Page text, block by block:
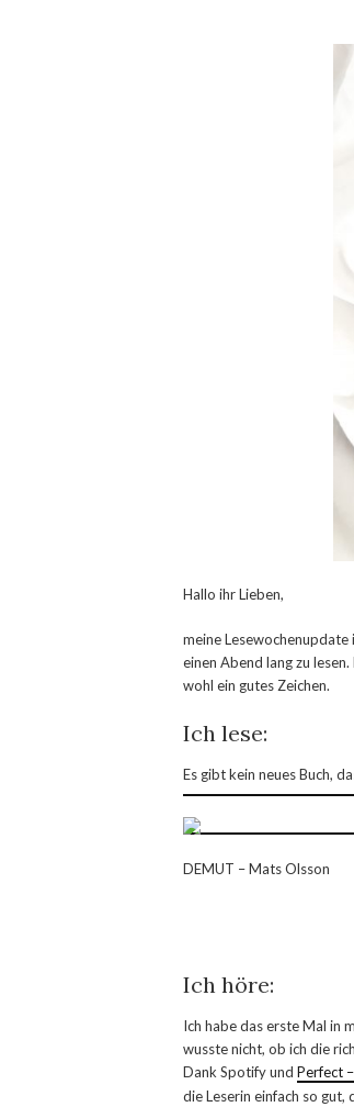
Hallo ihr Lieben,
meine Lesewochenupdate
einen Abend lang zu
wohl ein gutes Zeichen.
Ich lese:
Es gibt kein neues Buch,
DEMUT – Mats Olsson
Ich höre:
Ich habe das erste Mal in
wusste nicht, ob ich die
Dank Spotify und Perfect
die Leserin einfach so gut,